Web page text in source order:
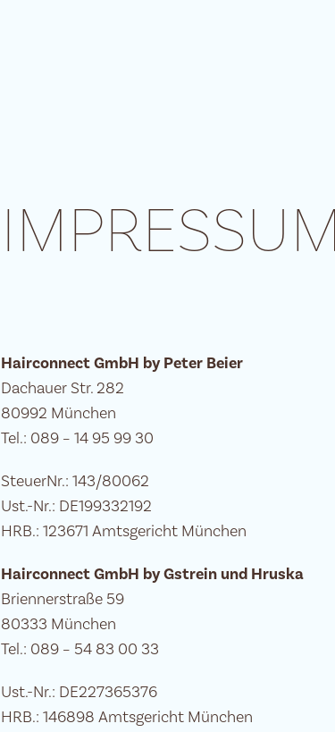
IMPRESSUM
Hairconnect GmbH by Peter Beier
Dachauer Str. 282
80992 München
Tel.: 089 – 14 95 99 30
SteuerNr.: 143/80062
Ust.-Nr.: DE199332192
HRB.: 123671 Amtsgericht München
Hairconnect GmbH by Gstrein und Hruska
Briennerstraße 59
80333 München
Tel.: 089 – 54 83 00 33
Ust.-Nr.: DE227365376
HRB.: 146898 Amtsgericht München